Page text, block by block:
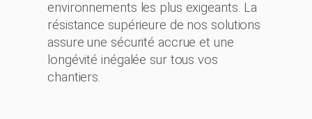
environnements les plus exigeants. La
résistance supérieure de nos solutions
assure une sécurité accrue et une
longévité inégalée sur tous vos
chantiers.